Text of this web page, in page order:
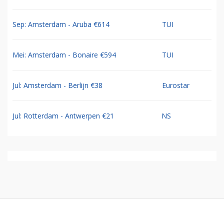
Sep: Amsterdam - Aruba €614 TUI
Mei: Amsterdam - Bonaire €594 TUI
Jul: Amsterdam - Berlijn €38 Eurostar
Jul: Rotterdam - Antwerpen €21 NS